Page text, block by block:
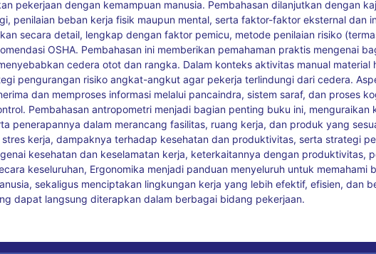
pekerjaan dengan kemampuan manusia. Pembahasan dilanjutkan dengan
penilaian beban kerja fisik maupun mental, serta faktor-faktor eksternal dan
secara detail, lengkap dengan faktor pemicu, metode penilaian risiko
OSHA. Pembahasan ini memberikan pemahaman praktis mengenai
cedera otot dan rangka. Dalam konteks aktivitas manual material
pengurangan risiko angkat-angkut agar pekerja terlindungi dari cedera.
dan memproses informasi melalui pancaindra, sistem saraf, dan proses
Pembahasan antropometri menjadi bagian penting buku ini, menguraikan
penerapannya dalam merancang fasilitas, ruang kerja, dan produk yang
kerja, dampaknya terhadap kesehatan dan produktivitas, serta strategi
kesehatan dan keselamatan kerja, keterkaitannya dengan produktivitas,
keseluruhan, Ergonomika menjadi panduan menyeluruh untuk memahami
sekaligus menciptakan lingkungan kerja yang lebih efektif, efisien, dan
dapat langsung diterapkan dalam berbagai bidang pekerjaan.